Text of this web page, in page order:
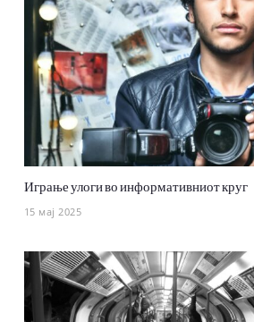
Играње улоги во информативниот круг
15 мај 2025